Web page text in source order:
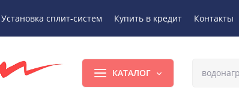
Установка сплит-систем Купить в кредит Контакты
КАТАЛОГ